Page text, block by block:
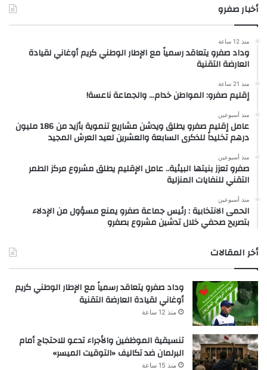
أخبار صفرو
منذ 12 ساعة
وداد صفرو يتعاقد رسمياً مع الإطار الوطني كريم أوغاني لقيادة
العارضة التقنية
منذ 21 ساعة
إقليم صفرو: المواطن خدام… والجماعة ناعسة!
منذ أسبوعين
عامل إقليم صفرو يطلق ويدشن مشاريع تنموية بأزيد من 186 مليون
درهم تخليداً للذكرى السابعة والعشرين لعيد العرش المجيد
منذ أسبوعين
صفرو تعزز بنيتها البيئية.. عامل الإقليم يطلق مشروع مركز الطمر
التقني للنفايات المنزلية
منذ أسبوعين
الحمى الانتخابية : رئيس جماعة صفرو يمنع مسؤول من الإدلاء
بتصريح صحفي خلال تدشين مشروع بصفرو
أخر المقالات
وداد صفرو يتعاقد رسمياً مع الإطار الوطني كريم
أوغاني لقيادة العارضة التقنية
منذ 12 ساعة
تنسيقية الموظفين والأجراء تدعو للاحتجاج أمام
البرلمان ضد تكاليف «التوقيت الميسر»
منذ 15 ساعة